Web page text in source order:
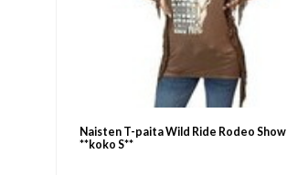
Naisten T-paita Wild Ride Rodeo Show
**koko S**